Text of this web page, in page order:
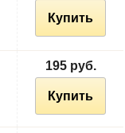
Купить
195 руб.
Купить